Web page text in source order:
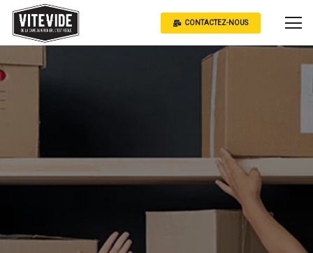
CONTACTEZ-NOUS